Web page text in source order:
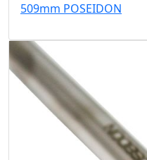
509mm POSEIDON